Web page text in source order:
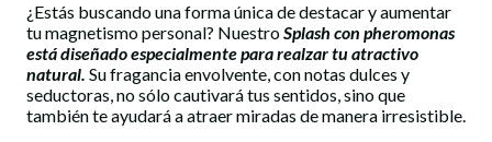
¿Estás buscando una forma única de destacar y aumentar
tu magnetismo personal? NuestroSplash con pheromonas
está diseñado especialmente para realzar tu atractivo
natural. Su fragancia envolvente, con notas dulces y
seductoras, no sólo cautivará tus sentidos, sino que
también te ayudará a atraer miradas de manera irresistible.